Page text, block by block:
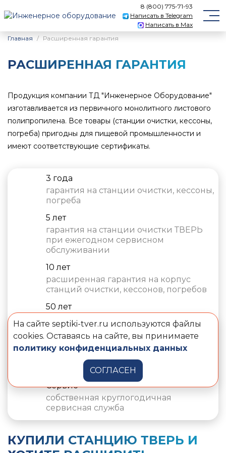
8 (800) 775-71-93
Написать в Telegram
Написать в Max
Главная
Расширенная гарантия
РАСШИРЕННАЯ ГАРАНТИЯ
Продукция компании ТД "Инженерное Оборудование"
изготавливается из первичного монолитного листового
полипропилена. Все товары (станции очистки, кессоны,
погреба) пригодны для пищевой промышленности и
имеют соответствующие сертификаты.
3 года
гарантия на станции очистки, кессоны,
погреба
5 лет
гарантия на станции очистки ТВЕРЬ
при ежегодном сервисном
обслуживании
10 лет
расширенная гарантия на корпус
станций очистки, кессонов, погребов
50 лет
срок службы изделий из
полипропилена
Подтверждение качества
все необходимые патенты и
сертификаты
Сервис
собственная круглогодичная
сервисная служба
КУПИЛИ СТАНЦИЮ ТВЕРЬ И
На сайте septiki-tver.ru используются файлы
cookies. Оставаясь на сайте, вы принимаете
политику конфиденциальных данных
СОГЛАСЕН